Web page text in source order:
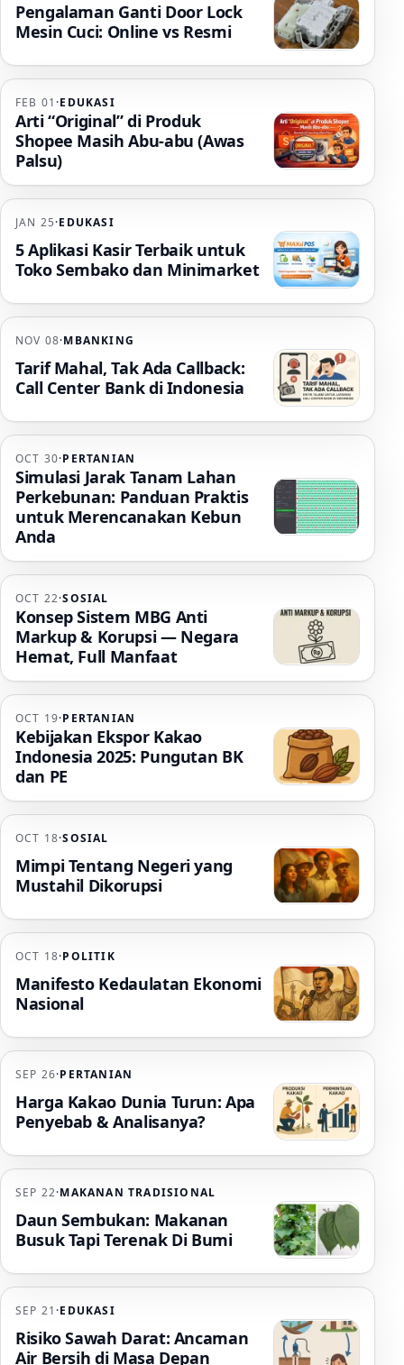
Pengalaman Ganti Door Lock
Mesin Cuci: Online vs Resmi
FEB 01 ·EDUKASI
Arti “Original” di Produk
Shopee Masih Abu-abu (Awas
Palsu)
JAN 25·EDUKASI
5 Aplikasi Kasir Terbaik untuk
Toko Sembako dan Minimarket
NOV 08·MBANKING
Tarif Mahal, Tak Ada Callback:
Call Center Bank di Indonesia
OCT 30·PERTANIAN
Simulasi Jarak Tanam Lahan
Perkebunan: Panduan Praktis
untuk Merencanakan Kebun
Anda
OCT 22·SOSIAL
Konsep Sistem MBG Anti
Markup & Korupsi — Negara
Hemat, Full Manfaat
OCT 19·PERTANIAN
Kebijakan Ekspor Kakao
Indonesia 2025: Pungutan BK
dan PE
OCT 18·SOSIAL
Mimpi Tentang Negeri yang
Mustahil Dikorupsi
OCT 18·POLITIK
Manifesto Kedaulatan Ekonomi
Nasional
SEP 26·PERTANIAN
Harga Kakao Dunia Turun: Apa
Penyebab & Analisanya?
SEP 22·MAKANAN TRADISIONAL
Daun Sembukan: Makanan
Busuk Tapi Terenak Di Bumi
SEP 21 ·EDUKASI
Risiko Sawah Darat: Ancaman
Air Bersih di Masa Depan